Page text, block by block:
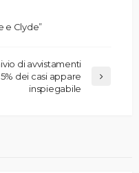
e Clyde”
di avvistamenti
dei casi appare
inspiegabile